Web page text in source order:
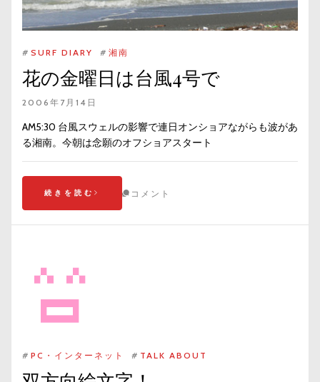
# SURF DIARY # 湘南
花の金曜日は台風4号で
2006年7月14日
AM5:30 台風スウェルの影響で連日オンショアながらも波があ
る湘南。今朝は念願のオフショアスタート
続きを読む コメント
# PC・インターネット # TALK ABOUT